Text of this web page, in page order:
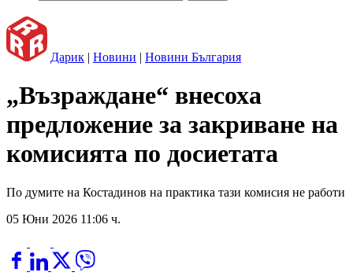
Дарик | Новини | Новини България
„Възраждане“ внесоха
предложение за закриване на
комисията по досиетата
По думите на Костадинов на практика тази комисия не работи
05 Юни 2026 11:06 ч.